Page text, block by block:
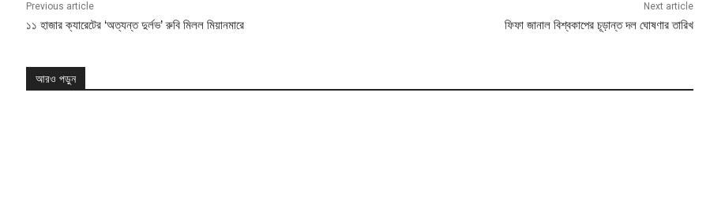
Previous article
১১ হাজার ক্যারেটের ‘অত্যন্ত দুর্লভ’ রুবি মিলল মিয়ানমারে
Next article
ফিফা জানাল বিশ্বকাপের চূড়ান্ত দল ঘোষণার তারিখ
আরও পড়ুন